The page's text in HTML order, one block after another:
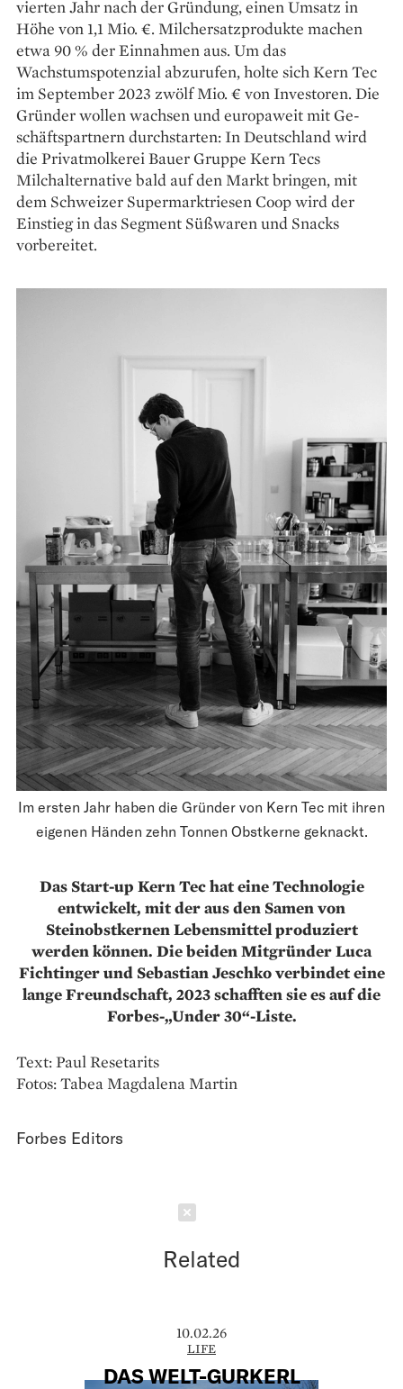
vierten Jahr nach der Gründung, einen Umsatz in
Höhe von 1,1 Mio. €. Milchersatzprodukte machen
etwa 90 % der Einnahmen aus. Um das
Wachstumspotenzial abzurufen, holte sich Kern Tec
im September 2023 zwölf Mio. € von Investoren. Die
Gründer wollen wachsen und europaweit mit Ge­
schäftspartnern durchstarten: In Deutschland wird
die Privat­molkerei Bauer Gruppe Kern Tecs
Milchalternative bald auf den Markt bringen, mit
dem Schweizer Supermarktriesen Coop wird der
Einstieg in das Segment Süßwaren und Snacks
vorbereitet.
Im ersten Jahr haben die Gründer von Kern Tec mit ihren
eigenen Händen zehn Tonnen Obstkerne geknackt.
Das Start-up Kern Tec hat eine Technologie
entwickelt, mit der aus den Samen von
Steinobstkernen Lebens­mittel produziert
werden können. Die beiden Mitgründer Luca
Fichtinger und Sebastian Jeschko verbindet eine
lange Freundschaft, 2023 schafften sie es auf die
Forbes-„Under 30“-Liste.
Text: Paul Resetarits
Fotos: Tabea Magdalena Martin
Forbes Editors
Related
10.02.26
LIFE
DAS WELT-GURKERL